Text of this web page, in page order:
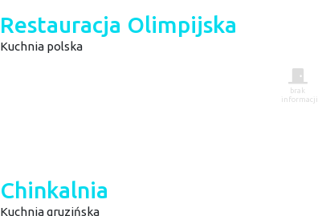
Chinkalnia
Kuchnia gruzińska
Restauracja Olimpijska
Kuchnia polska
brak
informacji